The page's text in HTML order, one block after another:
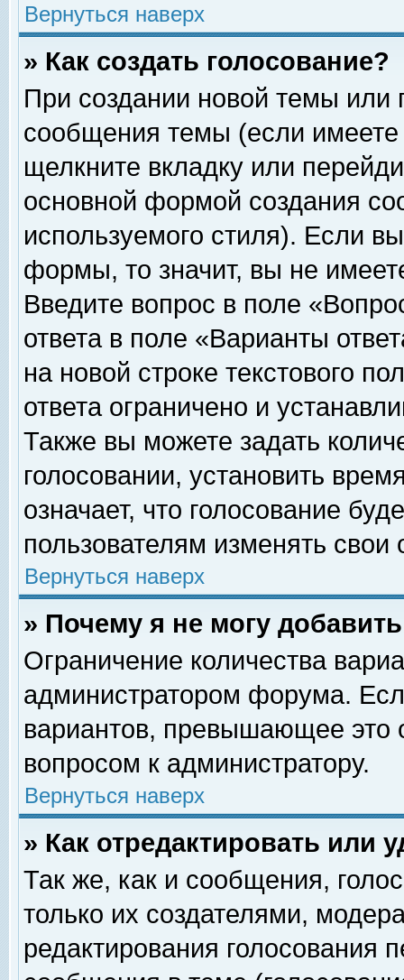
Вернуться наверх
» Как создать голосование?
При создании новой темы или
сообщения темы (если
щелкните вкладку или
основной формой создания
используемого стиля). Если
формы, то значит, вы не
Введите вопрос в поле
ответа в поле «Варианты
на новой строке текстового
ответа ограничено и
Также вы можете задать
голосовании, установить
означает, что голосование
пользователям изменять свои
Вернуться наверх
» Почему я не могу
Ограничение количества
администратором форума.
вариантов, превышающее это
вопросом к администратору.
Вернуться наверх
» Как отредактировать или
Так же, как и сообщения,
только их создателями,
редактирования голосования